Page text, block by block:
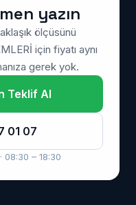
yazın
ölçüsünü
için fiyatı aynı
gerek yok.
Teklif Al
01 07
08:30 – 18:30